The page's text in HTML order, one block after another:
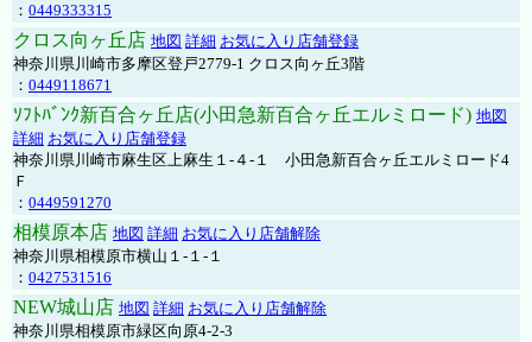
： 0449333315
クロス向ヶ丘店 地図 詳細 お気に入り店舗登録
神奈川県川崎市多摩区登戸2779-1 クロス向ヶ丘3階
： 0449118671
ｿﾌﾄﾊﾞﾝｸ新百合ヶ丘店(小田急新百合ヶ丘エルミロード) 地図
詳細 お気に入り店舗登録
神奈川県川崎市麻生区上麻生１-４-１ 小田急新百合ヶ丘エルミロード4
Ｆ
： 0449591270
相模原本店 地図 詳細 お気に入り店舗解除
神奈川県相模原市横山１-１-１
： 0427531516
NEW城山店 地図 詳細 お気に入り店舗解除
神奈川県相模原市緑区向原4-2-3